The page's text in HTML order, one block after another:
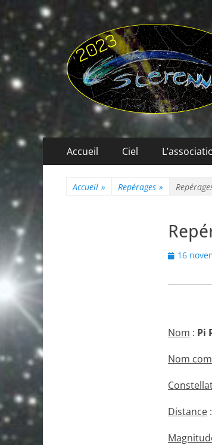
Menu
principal
Accueil Ciel
Accueil » Repérages »
Posted
16
Nom : Pi
Nom
Distance :